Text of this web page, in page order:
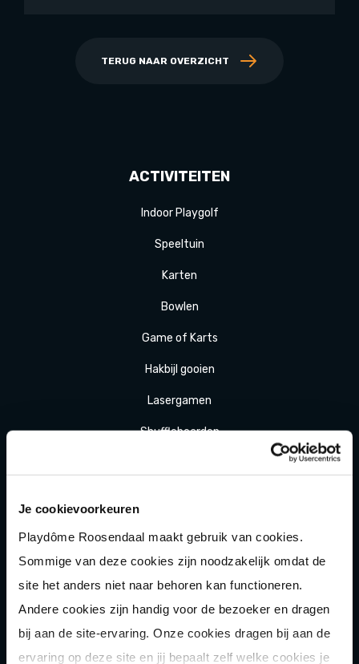
Je cookievoorkeuren
Playdôme Roosendaal maakt gebruik van cookies.
Sommige van deze cookies zijn noodzakelijk omdat de
site het anders niet naar behoren kan functioneren.
Andere cookies zijn handig voor de bezoeker en dragen
bij aan de site-ervaring. Onze cookies dragen bij aan de
ervaring op deze site en jij bepaalt zelf welke cookies je
TERUG NAAR OVERZICHT
ACTIVITEITEN
Indoor Playgolf
Speeltuin
Karten
Bowlen
Game of Karts
Hakbijl gooien
Lasergamen
Shuffleboarden
Après-Ski Muziekbingo
Combideals
Arrange
Zomer activiteit en